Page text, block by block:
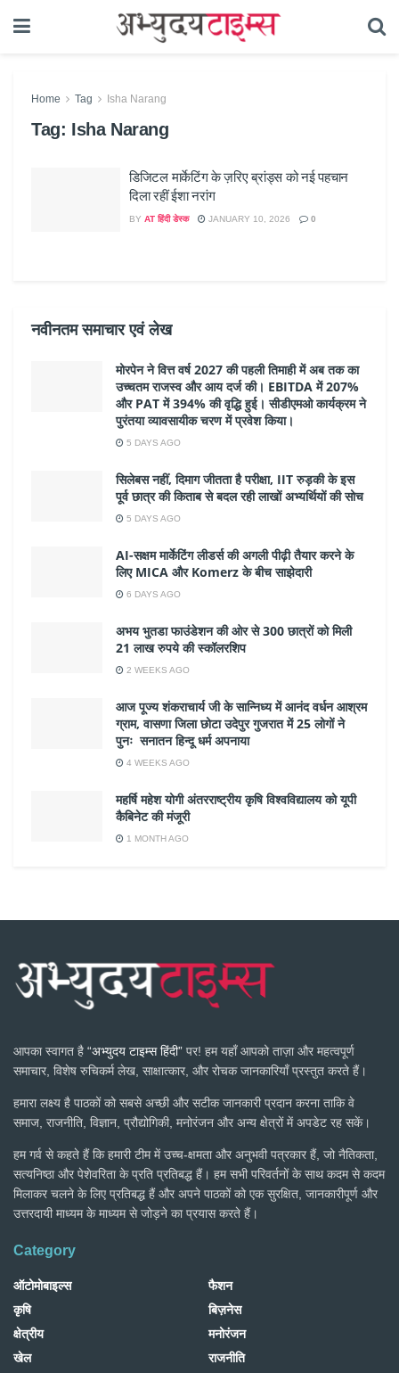
Home Tag Isha Narang
Tag: Isha Narang
डिजिटल मार्केटिंग के ज़रिए ब्रांड्स को नई पहचान
दिला रहीं ईशा नरांग
BY AT हिंदी डेस्क JANUARY 10, 2026 0
नवीनतम समाचार एवं लेख
मोरपेन ने वित्त वर्ष 2027 की पहली तिमाही में अब तक का
उच्चतम राजस्व और आय दर्ज की। EBITDA में 207%
और PAT में 394% की वृद्धि हुई। सीडीएमओ कार्यक्रम ने
पुरंतया व्यावसायीक चरण में प्रवेश किया।
5 DAYS AGO
सिलेबस नहीं, दिमाग जीतता है परीक्षा, IIT रुड़की के इस
पूर्व छात्र की किताब से बदल रही लाखों अभ्यर्थियों की सोच
5 DAYS AGO
AI-सक्षम मार्केटिंग लीडर्स की अगली पीढ़ी तैयार करने के
लिए MICA और Komerz के बीच साझेदारी
6 DAYS AGO
अभय भुतडा फाउंडेशन की ओर से 300 छात्रों को मिली
21 लाख रुपये की स्कॉलरशिप
2 WEEKS AGO
आज पूज्य शंकराचार्य जी के सान्निध्य में आनंद वर्धन आश्रम
ग्राम, वासणा जिला छोटा उदेपुर गुजरात में 25 लोगों ने
पुनः सनातन हिन्दू धर्म अपनाया
4 WEEKS AGO
महर्षि महेश योगी अंतरराष्ट्रीय कृषि विश्वविद्यालय को यूपी
कैबिनेट की मंजूरी
1 MONTH AGO
आपका स्वागत है “अभ्युदय टाइम्स हिंदी” पर! हम यहाँ आपको ताज़ा और महत्वपूर्ण
समाचार, विशेष रुचिकर्म लेख, साक्षात्कार, और रोचक जानकारियाँ प्रस्तुत करते हैं।
हमारा लक्ष्य है पाठकों को सबसे अच्छी और सटीक जानकारी प्रदान करना ताकि वे
समाज, राजनीति, विज्ञान, प्रौद्योगिकी, मनोरंजन और अन्य क्षेत्रों में अपडेट रह सकें।
हम गर्व से कहते हैं कि हमारी टीम में उच्च-क्षमता और अनुभवी पत्रकार हैं, जो नैतिकता,
सत्यनिष्ठा और पेशेवरिता के प्रति प्रतिबद्ध हैं। हम सभी परिवर्तनों के साथ कदम से कदम
मिलाकर चलने के लिए प्रतिबद्ध हैं और अपने पाठकों को एक सुरक्षित, जानकारीपूर्ण और
उत्तरदायी माध्यम के माध्यम से जोड़ने का प्रयास करते हैं।
Category
ऑटोमोबाइल्स
कृषि
क्षेत्रीय
खेल
फैशन
बिज़नेस
मनोरंजन
राजनीति